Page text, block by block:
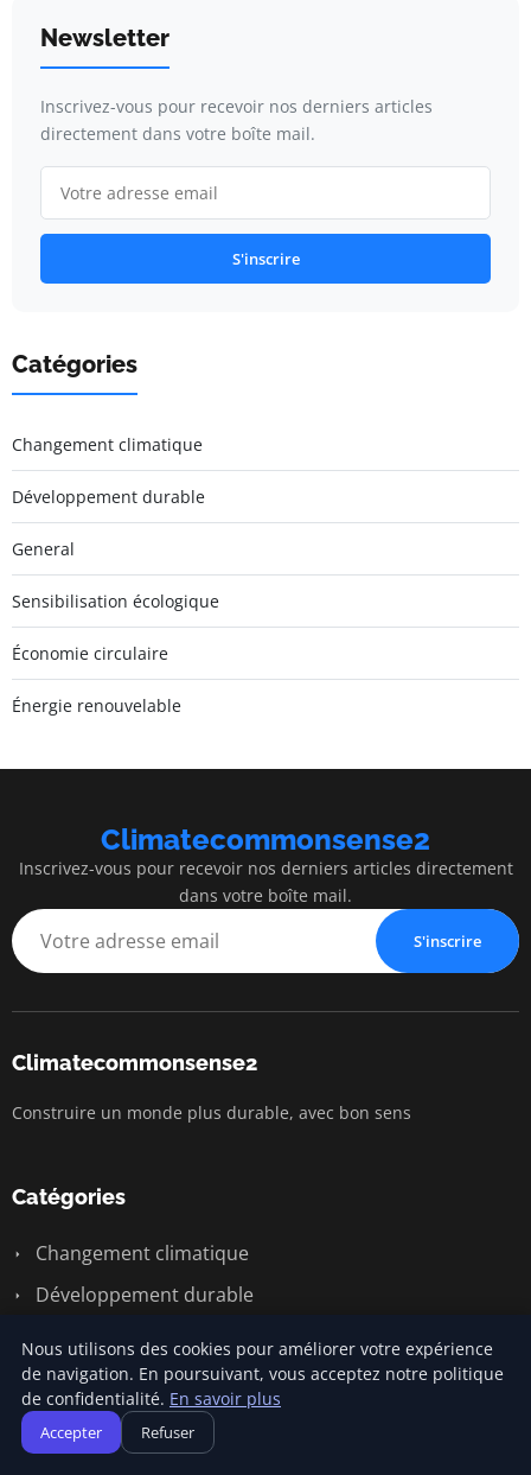
Newsletter
Inscrivez-vous pour recevoir nos derniers articles
directement dans votre boîte mail.
S'inscrire
Catégories
Changement climatique
Développement durable
General
Sensibilisation écologique
Économie circulaire
Énergie renouvelable
Climatecommonsense2
Inscrivez-vous pour recevoir nos derniers articles directement
dans votre boîte mail.
S'inscrire
Climatecommonsense2
Construire un monde plus durable, avec bon sens
Catégories
Changement climatique
Développement durable
General
Sensibilisation écologique
Économie circulaire
Énergie renouvelable
Nous utilisons des cookies pour améliorer votre expérience
de navigation. En poursuivant, vous acceptez notre politique
de confidentialité. En savoir plus
Accepter Refuser